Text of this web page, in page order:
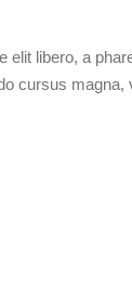
libero, a
cursus magna,